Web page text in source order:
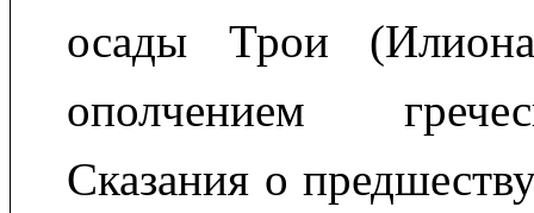
осады Трои
ополчением
Сказания о